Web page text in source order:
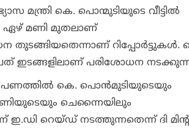
മന്ത്രി കെ. പൊന്മുടിയുടെ വീട്ടില്‍
ഏഴ് മണി മുതലാണ്
തുടങ്ങിയതെന്നാണ് റിപ്പോര്‍ട്ടുകള്‍.
ഇടങ്ങളിലാണ് പരിശോധന
കെ. പൊന്‍മുടിയുടെയും
ചെന്നൈയിലും
റെയ്ഡ് നടത്തുന്നതെന്ന് ദി